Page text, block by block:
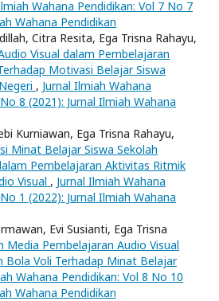
Wahana Pendidikan: Vol 7 No 7
Wahana Pendidikan
Citra Resita, Ega Trisna Rahayu,
Visual dalam Pembelajaran
Motivasi Belajar Siswa
, Jurnal Ilmiah Wahana
8 (2021): Jurnal Ilmiah Wahana
Kurniawan, Ega Trisna Rahayu,
Minat Belajar Siswa Sekolah
Pembelajaran Aktivitas Ritmik
Visual , Jurnal Ilmiah Wahana
1 (2022): Jurnal Ilmiah Wahana
Evi Susianti, Ega Trisna
Media Pembelajaran Audio Visual
Bola Voli Terhadap Minat Belajar
Wahana Pendidikan: Vol 8 No 10
Wahana Pendidikan